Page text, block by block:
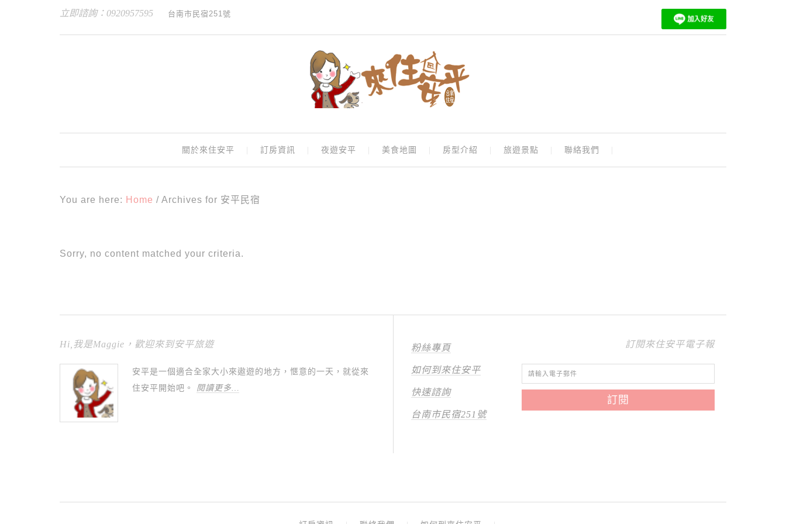
立即諮詢：0920957595 台南市民宿251號
關於來住安平 訂房資訊 夜遊安平 美食地圖 房型介紹 旅遊景點 聯絡我們
You are here: Home / Archives for 安平民宿
Sorry, no content matched your criteria.
Hi,我是Maggie，歡迎來到安平旅遊
安平是一個適合全家大小來遨遊的地方，愜意的一天，就從來
住安平開始吧。 閱讀更多…
粉絲專頁
如何到來住安平
快速諮詢
台南市民宿251號
訂閱來住安平電子報